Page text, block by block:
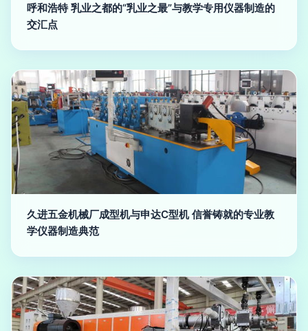
呼和浩特 乳业之都的“乳业之最”与教学专用仪器制造的
交汇点
久进五金机械厂成型机与申达C型机 信誉铸就的专业教
学仪器制造典范